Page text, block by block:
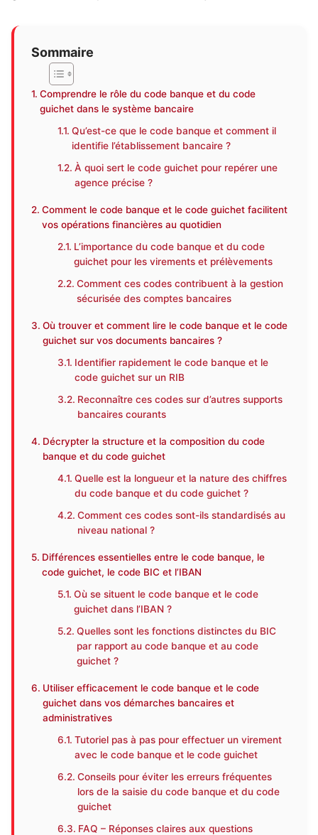
Sommaire
Comprendre le rôle du code banque et du code
guichet dans le système bancaire
Qu’est-ce que le code banque et comment il
identifie l’établissement bancaire ?
À quoi sert le code guichet pour repérer une
agence précise ?
Comment le code banque et le code guichet facilitent
vos opérations financières au quotidien
L’importance du code banque et du code
guichet pour les virements et prélèvements
Comment ces codes contribuent à la gestion
sécurisée des comptes bancaires
Où trouver et comment lire le code banque et le code
guichet sur vos documents bancaires ?
Identifier rapidement le code banque et le
code guichet sur un RIB
Reconnaître ces codes sur d’autres supports
bancaires courants
Décrypter la structure et la composition du code
banque et du code guichet
Quelle est la longueur et la nature des chiffres
du code banque et du code guichet ?
Comment ces codes sont-ils standardisés au
niveau national ?
Différences essentielles entre le code banque, le
code guichet, le code BIC et l’IBAN
Où se situent le code banque et le code
guichet dans l’IBAN ?
Quelles sont les fonctions distinctes du BIC
par rapport au code banque et au code
guichet ?
Utiliser efficacement le code banque et le code
guichet dans vos démarches bancaires et
administratives
Tutoriel pas à pas pour effectuer un virement
avec le code banque et le code guichet
Conseils pour éviter les erreurs fréquentes
lors de la saisie du code banque et du code
guichet
FAQ – Réponses claires aux questions